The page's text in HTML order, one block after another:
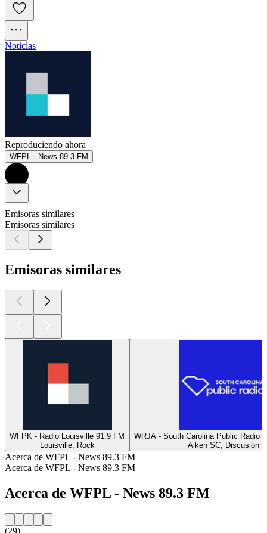
Noticias
Reproduciendo ahora
WFPL - News 89.3 FM
Emisoras similares
Emisoras similares
Emisoras similares
WFPK - Radio Louisville 91.9 FM
Louisville, Rock
WRJA - South Carolina Public Radio
Aiken SC, Discusión
Acerca de WFPL - News 89.3 FM
Acerca de WFPL - News 89.3 FM
Acerca de WFPL - News 89.3 FM
(29)